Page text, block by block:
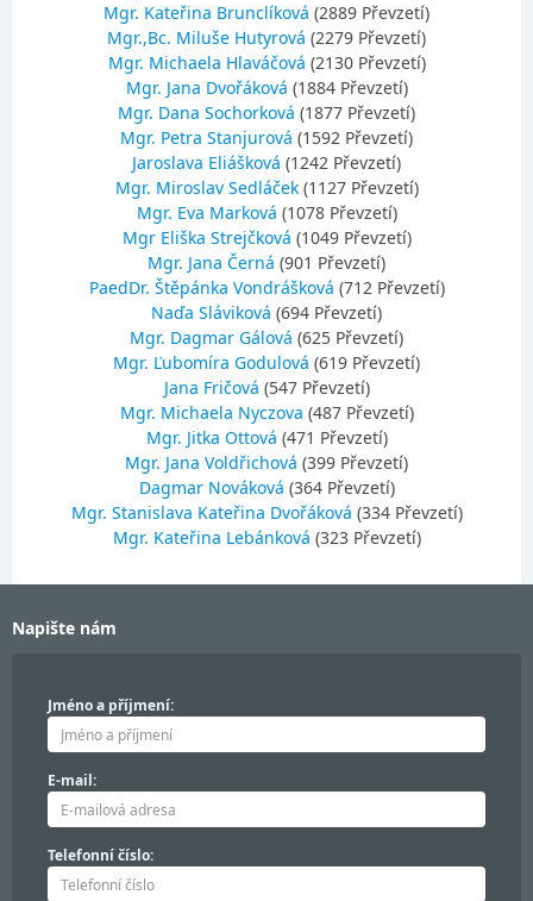
Mgr. Kateřina Brunclíková (2889 Převzetí)
Mgr.,Bc. Miluše Hutyrová (2279 Převzetí)
Mgr. Michaela Hlaváčová (2130 Převzetí)
Mgr. Jana Dvořáková (1884 Převzetí)
Mgr. Dana Sochorková (1877 Převzetí)
Mgr. Petra Stanjurová (1592 Převzetí)
Jaroslava Eliášková (1242 Převzetí)
Mgr. Miroslav Sedláček (1127 Převzetí)
Mgr. Eva Marková (1078 Převzetí)
Mgr Eliška Strejčková (1049 Převzetí)
Mgr. Jana Černá (901 Převzetí)
PaedDr. Štěpánka Vondrášková (712 Převzetí)
Naďa Sláviková (694 Převzetí)
Mgr. Dagmar Gálová (625 Převzetí)
Mgr. Ľubomíra Godulová (619 Převzetí)
Jana Fričová (547 Převzetí)
Mgr. Michaela Nyczova (487 Převzetí)
Mgr. Jitka Ottová (471 Převzetí)
Mgr. Jana Voldřichová (399 Převzetí)
Dagmar Nováková (364 Převzetí)
Mgr. Stanislava Kateřina Dvořáková (334 Převzetí)
Mgr. Kateřina Lebánková (323 Převzetí)
Napište nám
Jméno a příjmení:
E-mail:
Telefonní číslo: